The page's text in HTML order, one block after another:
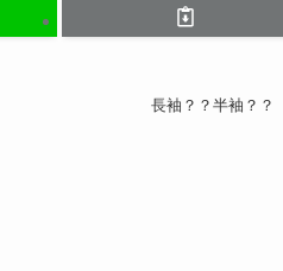
長袖？？半袖？？